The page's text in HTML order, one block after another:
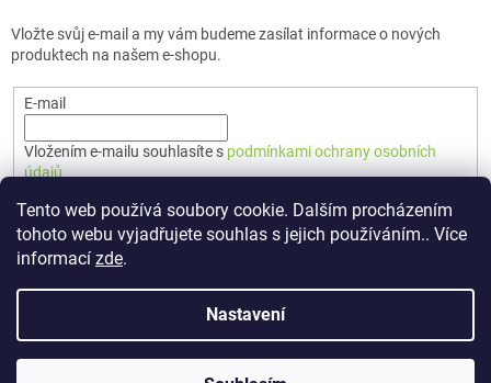
Tento web používá soubory cookie. Dalším procházením
tohoto webu vyjadřujete souhlas s jejich používáním.. Více
informací zde.
Nastavení
Vložte svůj e-mail a my vám budeme zasílat informace o nových
produktech na našem e-shopu.
E-mail
Vložením e-mailu souhlasíte s podmínkami ochrany osobních
údajů
PŘIHLÁSIT SE
Vytvořil Shoptet Premium